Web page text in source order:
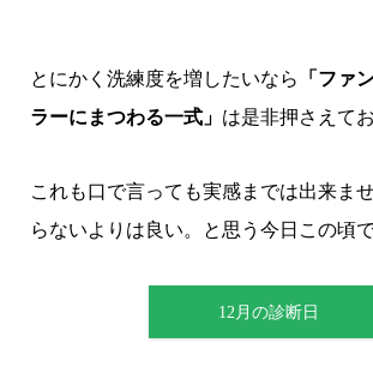
とにかく洗練度を増したいなら
「ファ
ラーにまつわる一式」 は是非押さえて
これも口で言っても実感までは出来ま
らないよりは良い。と思う今日この頃で
12月の診断日